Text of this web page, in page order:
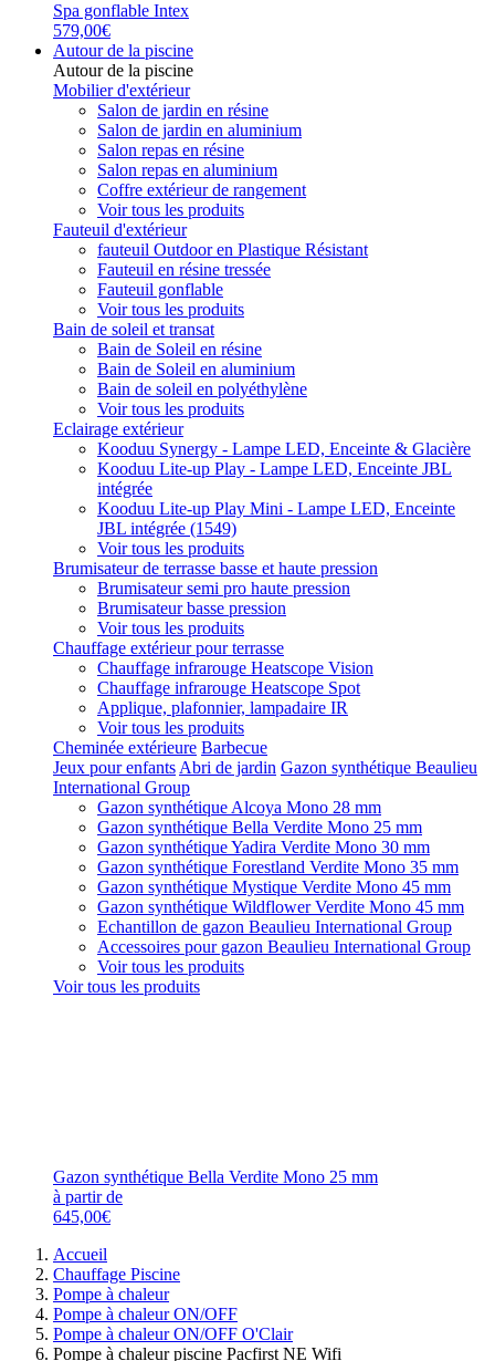
Spa gonflable Intex
579,00€
Autour de la piscine
Autour de la piscine
Mobilier d'extérieur
Salon de jardin en résine
Salon de jardin en aluminium
Salon repas en résine
Salon repas en aluminium
Coffre extérieur de rangement
Voir tous les produits
Fauteuil d'extérieur
fauteuil Outdoor en Plastique Résistant
Fauteuil en résine tressée
Fauteuil gonflable
Voir tous les produits
Bain de soleil et transat
Bain de Soleil en résine
Bain de Soleil en aluminium
Bain de soleil en polyéthylène
Voir tous les produits
Eclairage extérieur
Kooduu Synergy - Lampe LED, Enceinte & Glacière
Kooduu Lite-up Play - Lampe LED, Enceinte JBL
intégrée
Kooduu Lite-up Play Mini - Lampe LED, Enceinte
JBL intégrée (1549)
Voir tous les produits
Brumisateur de terrasse basse et haute pression
Brumisateur semi pro haute pression
Brumisateur basse pression
Voir tous les produits
Chauffage extérieur pour terrasse
Chauffage infrarouge Heatscope Vision
Chauffage infrarouge Heatscope Spot
Applique, plafonnier, lampadaire IR
Voir tous les produits
Cheminée extérieure Barbecue
Jeux pour enfants Abri de jardin Gazon synthétique Beaulieu
International Group
Gazon synthétique Alcoya Mono 28 mm
Gazon synthétique Bella Verdite Mono 25 mm
Gazon synthétique Yadira Verdite Mono 30 mm
Gazon synthétique Forestland Verdite Mono 35 mm
Gazon synthétique Mystique Verdite Mono 45 mm
Gazon synthétique Wildflower Verdite Mono 45 mm
Echantillon de gazon Beaulieu International Group
Accessoires pour gazon Beaulieu International Group
Voir tous les produits
Voir tous les produits
Gazon synthétique Bella Verdite Mono 25 mm
à partir de
645,00€
Accueil
Chauffage Piscine
Pompe à chaleur
Pompe à chaleur ON/OFF
Pompe à chaleur ON/OFF O'Clair
Pompe à chaleur piscine Pacfirst NE Wifi